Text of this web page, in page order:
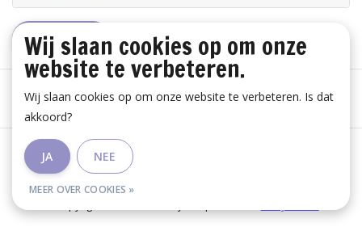
ABONNEER
Algemene voorwaarden
Wij slaan cookies op om onze
website te verbeteren.
Wij slaan cookies op om onze website te verbeteren. Is dat
akkoord?
JA NEE
MEER OVER COOKIES »